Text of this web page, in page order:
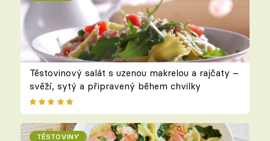
Těstovinový salát s uzenou makrelou a rajčaty –
svěží, sytý a připravený během chvilky
TĚSTOVINY